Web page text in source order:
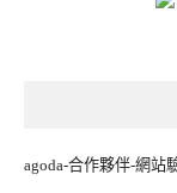
agoda-合作夥伴-網站